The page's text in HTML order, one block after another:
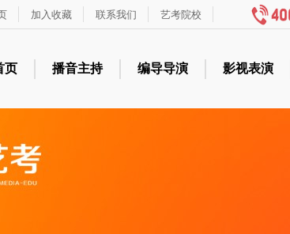
加入收藏 联系我们 艺考院校
页 播音主持 编导导演 影视表演